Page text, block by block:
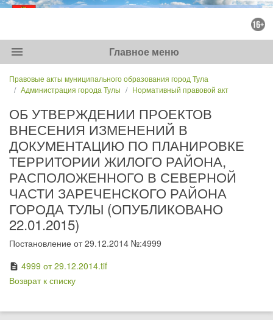
menu Главное меню
Правовые акты муниципального образования город Тула
Администрация города Тулы
Нормативный правовой акт
ОБ УТВЕРЖДЕНИИ ПРОЕКТОВ
ВНЕСЕНИЯ ИЗМЕНЕНИЙ В
ДОКУМЕНТАЦИЮ ПО ПЛАНИРОВКЕ
ТЕРРИТОРИИ ЖИЛОГО РАЙОНА,
РАСПОЛОЖЕННОГО В СЕВЕРНОЙ
ЧАСТИ ЗАРЕЧЕНСКОГО РАЙОНА
ГОРОДА ТУЛЫ (ОПУБЛИКОВАНО
22.01.2015)
Постановление от 29.12.2014 №:4999
description 4999 от 29.12.2014.tif
Возврат к списку